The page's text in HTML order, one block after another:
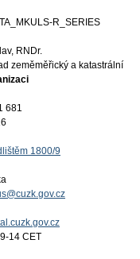
R_SERIES
RNDr.
zeměměřický a katastrální
681
1800/9
14 CET